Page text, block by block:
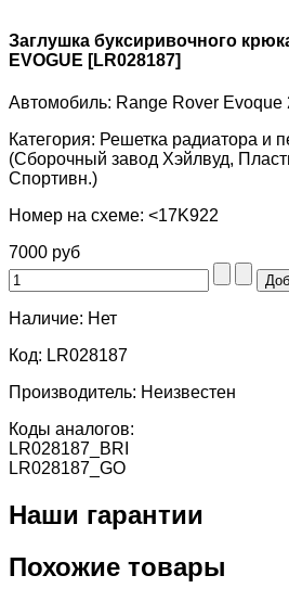
Заглушка буксиривочного
EVOGUE [LR028187]
Автомобиль: Range Rover Evoque
Категория: Решетка радиатора и
(Сборочный завод Хэйлвуд,
Спортивн.)
Номер на схеме: <17K922
7000 руб
Наличие: Нет
Код: LR028187
Производитель: Неизвестен
Коды аналогов:
LR028187_BRI
LR028187_GO
Наши гарантии
Похожие товары